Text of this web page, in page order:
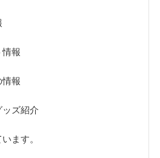
情報
情報
ッズ紹介
ます。